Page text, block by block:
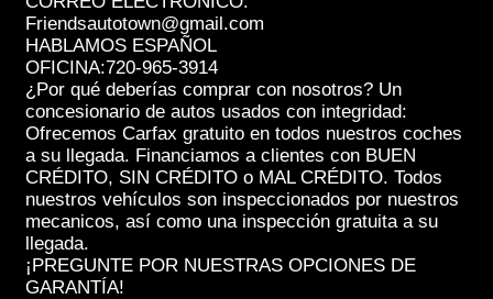
Friendsautotown@gmail.com
HABLAMOS ESPAÑOL
OFICINA:720-965-3914
¿Por qué deberías comprar con nosotros? Un
concesionario de autos usados con integridad:
Ofrecemos Carfax gratuito en todos nuestros coches
a su llegada. Financiamos a clientes con BUEN
CRÉDITO, SIN CRÉDITO o MAL CRÉDITO. Todos
nuestros vehículos son inspeccionados por nuestros
mecanicos, así como una inspección gratuita a su
llegada.
¡PREGUNTE POR NUESTRAS OPCIONES DE
GARANTÍA!